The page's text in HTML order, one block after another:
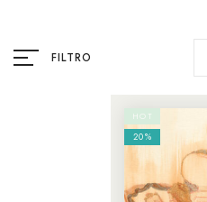
FILTRO
HOT
20%